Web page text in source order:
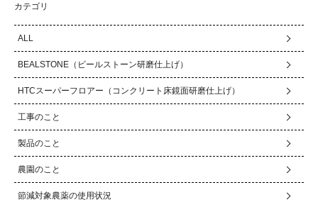
カテゴリ
ALL
BEALSTONE（ビールストーン研磨仕上げ）
HTCスーパーフロアー（コンクリート床鏡面研磨仕上げ）
工事のこと
製品のこと
農園のこと
節減対象農薬の使用状況